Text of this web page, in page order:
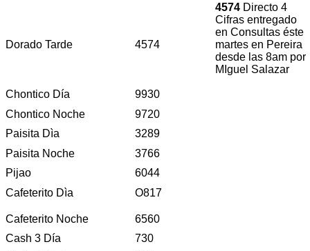
Dorado Tarde 4574
4574 Directo 4
Cifras entregado
en Consultas éste
martes en Pereira
desde las 8am por
MIguel Salazar
Chontico Día
9930
Chontico Noche
9720
Paisita Dìa
3289
Paisita Noche
3766
Pijao
6044
Cafeterito Dìa
O817
Cafeterito Noche
6560
Cash 3 Día
730